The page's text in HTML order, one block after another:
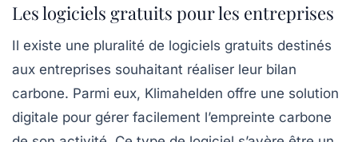
Les logiciels gratuits pour les entreprises
Il existe une pluralité de logiciels gratuits destinés
aux entreprises souhaitant réaliser leur bilan
carbone. Parmi eux, Klimahelden offre une solution
digitale pour gérer facilement l’empreinte carbone